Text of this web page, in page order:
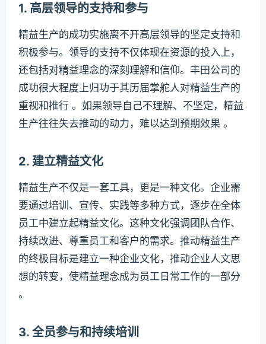
1. 高层领导的支持和参与
精益生产的成功实施离不开高层领导的坚定支持和
积极参与。领导的支持不仅体现在资源的投入上，
还包括对精益理念的深刻理解和信仰。丰田公司的
成功很大程度上归功于其历届掌舵人对精益生产的
重视和推行 。如果领导自己不理解、不坚定，精益
生产往往失去推动的动力，难以达到预期效果 。
2. 建立精益文化
精益生产不仅是一套工具，更是一种文化。企业需
要通过培训、宣传、实践等多种方式，逐步在全体
员工中建立起精益文化。这种文化强调团队合作、
持续改进、尊重员工和客户的需求。推动精益生产
的终极目标是建立一种企业文化，推动企业人文思
想的转变，使精益理念成为员工日常工作的一部分
。
3. 全员参与和持续培训